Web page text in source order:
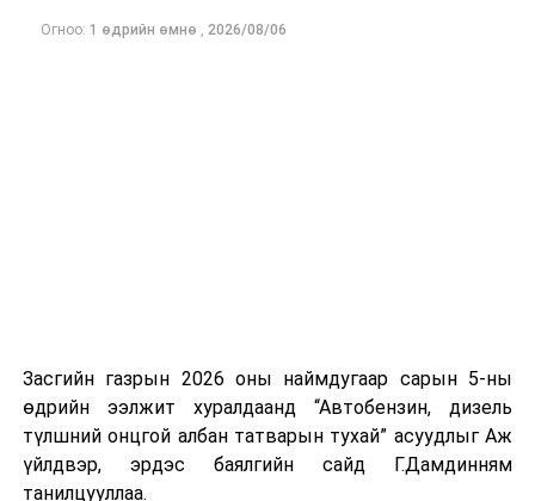
дүн нь ирэх арваннэгдүгээр сард болох АНУ-ын
Огноо: 1 өдрийн өмнө , 2026/08/06
Засгийн газрын 2026 оны наймдугаар сарын 5-ны
өдрийн ээлжит хуралдаанд “Автобензин, дизель
түлшний онцгой албан татварын тухай” асуудлыг Аж
үйлдвэр, эрдэс баялгийн сайд Г.Дамдинням
танилцууллаа.